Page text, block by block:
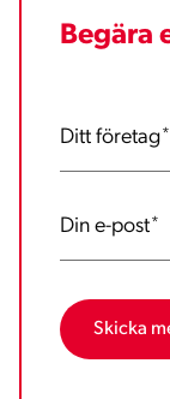
Begära
Ditt företag*
Din e-post*